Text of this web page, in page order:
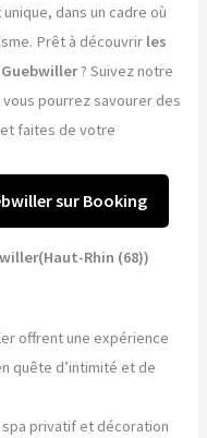
dans un cadre où
Prêt à découvrir les
? Suivez notre
pourrez savourer des
faites de votre
sur Booking
Rhin (68))
offrent une expérience
quête d’intimité et de
spa privatif et décoration